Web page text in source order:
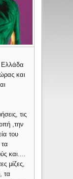
Ελλάδα
και
τις
,την
του
και....
μίζες,
τα